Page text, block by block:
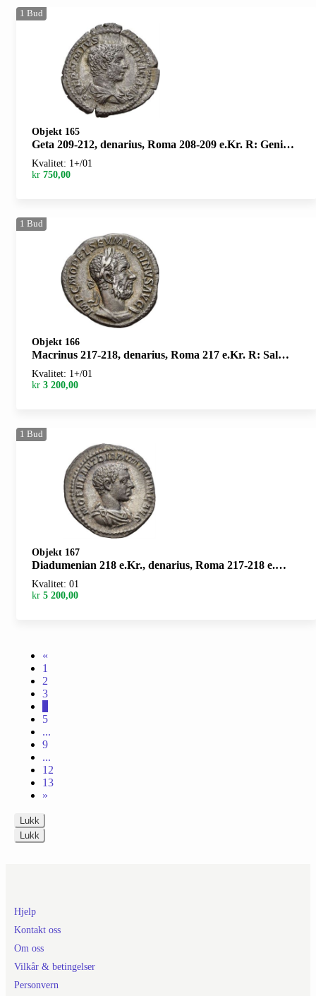
1 Bud
Objekt 165
Geta 209-212, denarius, Roma 208-209 e.Kr. R: Genius stående mot venstre. Små pregesprekker/minor striking cracks
Kvalitet: 1+/01
kr 750,00
1 Bud
Objekt 166
Macrinus 217-218, denarius, Roma 217 e.Kr. R: Salus sittende mot venstre
Kvalitet: 1+/01
kr 3 200,00
1 Bud
Objekt 167
Diadumenian 218 e.Kr., denarius, Roma 217-218 e.Kr. R: Diadumenian stående
Kvalitet: 01
kr 5 200,00
«
1
2
3
5
...
9
...
12
13
»
Lukk
Lukk
Hjelp
Kontakt oss
Om oss
Vilkår & betingelser
Personvern